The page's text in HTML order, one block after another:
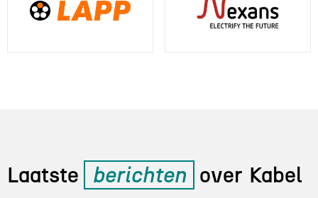
Laatste berichten over Kabel